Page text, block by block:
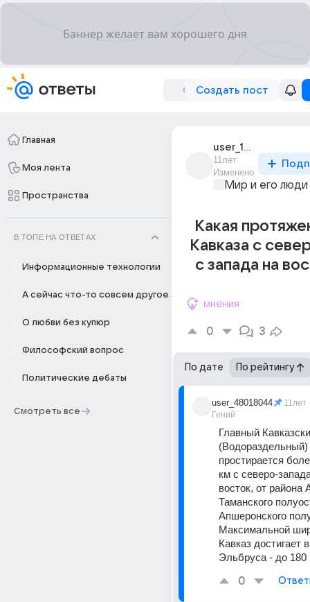
Создать пост
Главная
Моя лента
Пространства
В ТОПЕ НА ОТВЕТАХ
Информационные технологии
А сейчас что-то совсем другое
О любви без купюр
Философский вопрос
Политические дебаты
Смотреть все
user_184223096
11лет
Изменено
Мир и его люди
Какая
Кавказа с
с запада на
мнения
0 3
По дате По рейтингу
user_48018044
Гений
11лет
Главный
(Водораздельный)
простирается
км с северо-
восток, от района
Таманского
Апшеронского
Максимальной
Кавказ достигает
Эльбруса - до 180
0